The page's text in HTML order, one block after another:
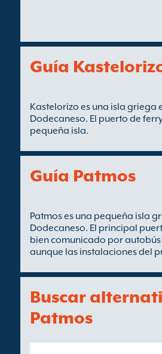
Guía
Kastelorizo es una isla griega
Dodecaneso. El puerto de
pequeña isla.
Guía Patmos
Patmos es una pequeña isla
Dodecaneso. El principal
bien comunicado por autobús
aunque las instalaciones del
Buscar
Patmos